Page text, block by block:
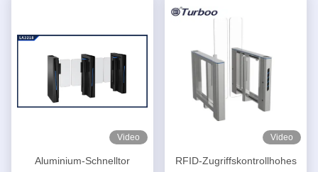
Video
Aluminium-Schnelltor
Video
RFID-Zugriffskontrollhohes